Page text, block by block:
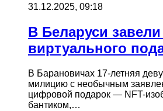
31.12.2025, 09:18
В Беларуси
виртуального
В Барановичах 17-летняя
милицию с необычным
цифровой подарок — NFT-
бантиком,…